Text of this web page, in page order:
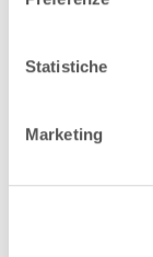
Statistiche
Marketing
attestano
Cartabellotta – le
determinare
nelle prossime
aumentare in
La